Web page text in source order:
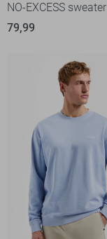
NO-EXCESS sweater
79,99